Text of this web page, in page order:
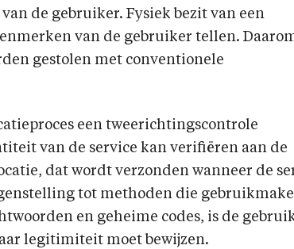
de gebruiker. Fysiek bezit van een
van de gebruiker tellen.
gestolen met conventionele
een tweerichtingscontrole
van de service kan verifiëren aan de
dat wordt verzonden wanneer de
tot methoden die
en geheime codes, is de
legitimiteit moet bewijzen.